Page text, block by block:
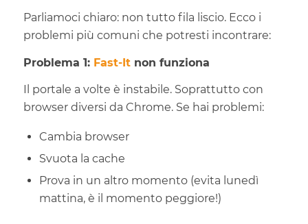
Parliamoci chiaro: non tutto fila liscio. Ecco i
problemi più comuni che potresti incontrare:
Problema 1: Fast-Itnon funziona
Il portale a volte è instabile. Soprattutto con
browser diversi da Chrome. Se hai problemi:
Cambia browser
Svuota la cache
Prova in un altro momento (evita lunedì
mattina, è il momento peggiore!)